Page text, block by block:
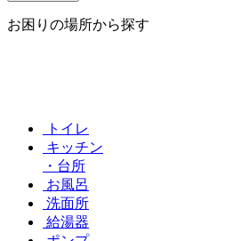
お困りの場所から探す
トイレ
キッチン
・台所
お風呂
洗面所
給湯器